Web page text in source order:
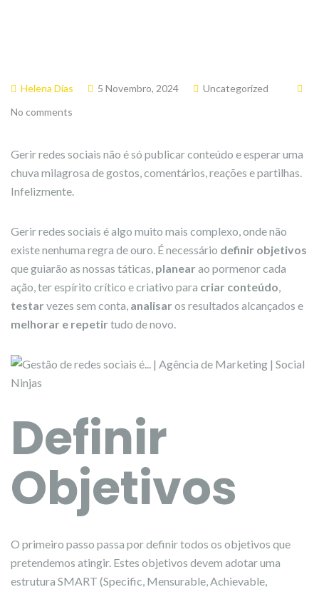
Helena Dias 5 Novembro, 2024
Uncategorized
No comments
Gerir redes sociais não é só publicar conteúdo e esperar uma
chuva milagrosa de gostos, comentários, reações e partilhas.
Infelizmente.
Gerir redes sociais é algo muito mais complexo, onde não
existe nenhuma regra de ouro. É necessário definir objetivos
que guiarão as nossas táticas, planear ao pormenor cada
ação, ter espírito crítico e criativo para criar conteúdo,
testar vezes sem conta, analisar os resultados alcançados e
melhorar e repetir tudo de novo.
Definir
Objetivos
O primeiro passo passa por definir todos os objetivos que
pretendemos atingir. Estes objetivos devem adotar uma
estrutura SMART (Specific, Mensurable, Achievable,